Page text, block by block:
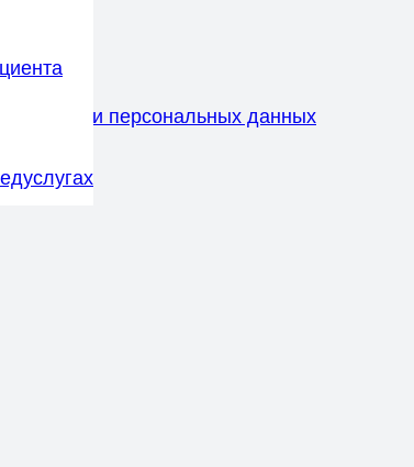
обработки персональных данных